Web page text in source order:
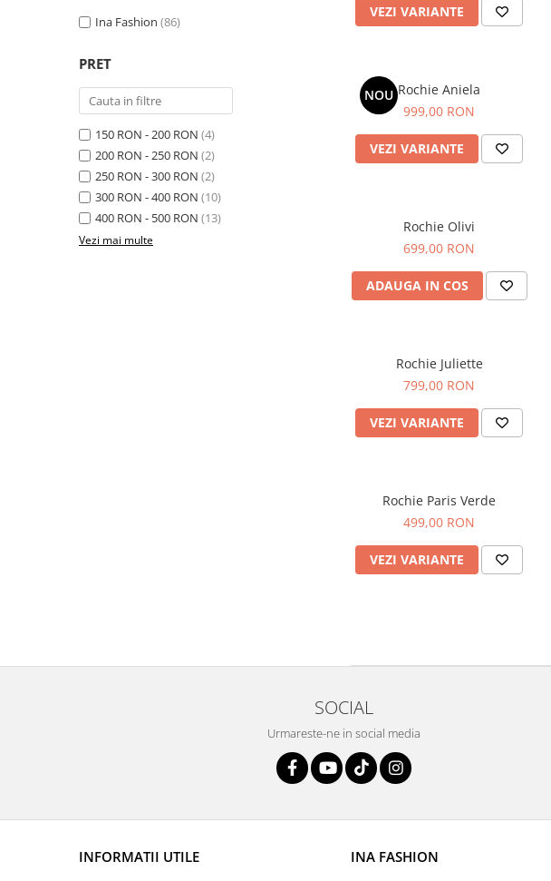
Ina Fashion (86)
PRET
150 RON - 200 RON (4)
200 RON - 250 RON (2)
250 RON - 300 RON (2)
300 RON - 400 RON (10)
400 RON - 500 RON (13)
Vezi mai multe
VEZI VARIANTE
NOU Rochie Aniela
999,00 RON
VEZI VARIANTE
Rochie Olivi
699,00 RON
ADAUGA IN COS
Rochie Juliette
799,00 RON
VEZI VARIANTE
Rochie Paris Verde
499,00 RON
VEZI VARIANTE
SOCIAL
Urmareste-ne in social media
INFORMATII UTILE INA FASHION